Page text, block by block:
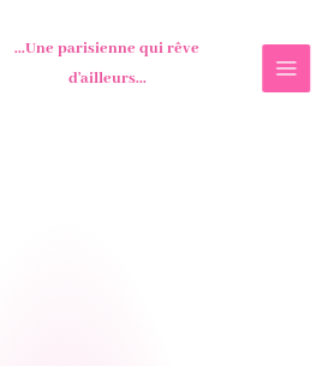
...Une parisienne qui rêve
d'ailleurs...